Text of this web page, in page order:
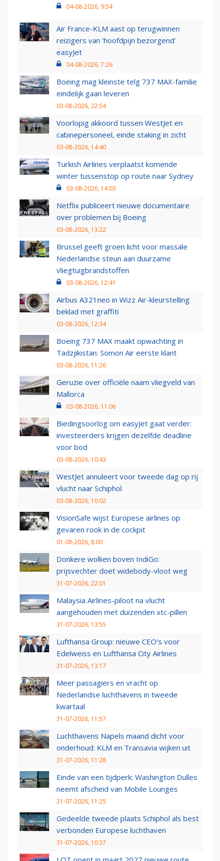
04-08-2026, 9:54
Air France-KLM aast op terugwinnen
reizigers van ‘hoofdpijn bezorgend’
easyJet
04-08-2026, 7:26
Boeing mag kleinste telg 737 MAX-familie
eindelijk gaan leveren
03-08-2026, 22:54
Voorlopig akkoord tussen WestJet en
cabinepersoneel, einde staking in zicht
03-08-2026, 14:40
Turkish Airlines verplaatst komende
winter tussenstop op route naar Sydney
03-08-2026, 14:03
Netflix publiceert nieuwe documentaire
over problemen bij Boeing
03-08-2026, 13:22
Brussel geeft groen licht voor massale
Nederlandse steun aan duurzame
vliegtuigbrandstoffen
03-08-2026, 12:41
Airbus A321neo in Wizz Air-kleurstelling
beklad met graffiti
03-08-2026, 12:34
Boeing 737 MAX maakt opwachting in
Tadzjikistan: Somon Air eerste klant
03-08-2026, 11:26
Geruzie over officiële naam vliegveld van
Mallorca
03-08-2026, 11:06
Biedingsoorlog om easyJet gaat verder:
investeerders krijgen dezelfde deadline
voor bod
03-08-2026, 10:43
WestJet annuleert voor tweede dag op rij
vlucht naar Schiphol
03-08-2026, 10:02
VisionSafe wijst Europese airlines op
gevaren rook in de cockpit
01-08-2026, 8:00
Donkere wolken boven IndiGo:
prijsvechter doet widebody-vloot weg
31-07-2026, 22:01
Malaysia Airlines-piloot na vlucht
aangehouden met duizenden xtc-pillen
31-07-2026, 13:55
Lufthansa Group: nieuwe CEO’s voor
Edelweiss en Lufthansa City Airlines
31-07-2026, 13:17
Meer passagiers en vracht op
Nederlandse luchthavens in tweede
kwartaal
31-07-2026, 11:57
Luchthavens Napels maand dicht voor
onderhoud: KLM en Transavia wijken uit
31-07-2026, 11:28
Einde van een tijdperk: Washington Dulles
neemt afscheid van Mobile Lounges
31-07-2026, 11:25
Gedeelde tweede plaats Schiphol als best
verbonden Europese luchthaven
31-07-2026, 10:37